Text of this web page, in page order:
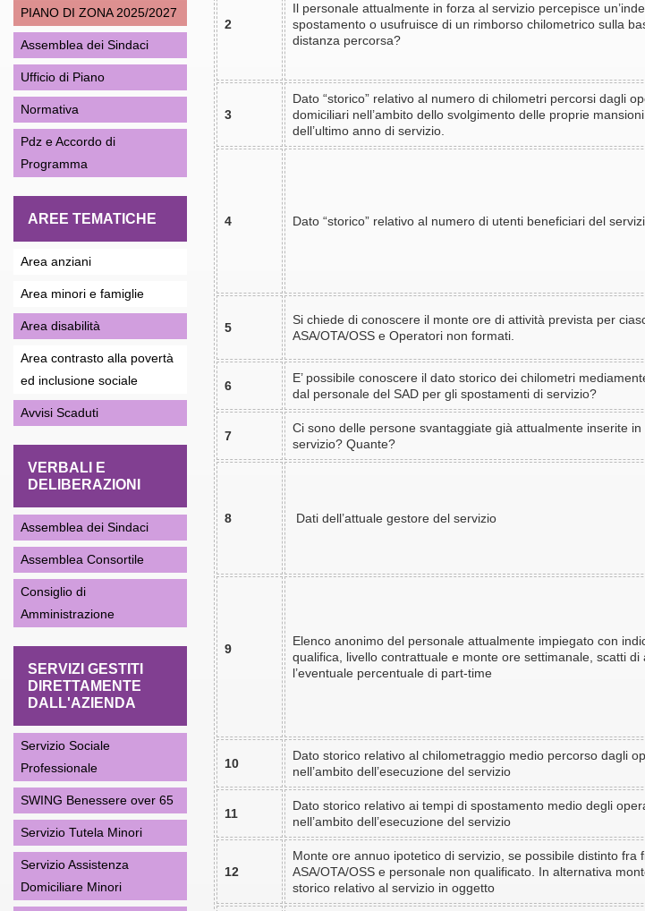
2
Il personale attualmente in forza al servizio percepisce
spostamento o usufruisce di un rimborso chilometrico sulla
distanza percorsa?
3
Dato “storico” relativo al numero di chilometri percorsi dagli
domiciliari nell’ambito dello svolgimento delle proprie
dell’ultimo anno di servizio.
4 Dato “storico” relativo al numero di utenti beneficiari del
5
Si chiede di conoscere il monte ore di attività prevista per
ASA/OTA/OSS e Operatori non formati.
6
E’ possibile conoscere il dato storico dei chilometri
dal personale del SAD per gli spostamenti di servizio?
7
Ci sono delle persone svantaggiate già attualmente inserite
servizio? Quante?
8 Dati dell’attuale gestore del servizio
9
Elenco anonimo del personale attualmente impiegato con
qualifica, livello contrattuale e monte ore settimanale, scatti di
l’eventuale percentuale di part-time
10
Dato storico relativo al chilometraggio medio percorso dagli
nell’ambito dell’esecuzione del servizio
11
Dato storico relativo ai tempi di spostamento medio degli
nell’ambito dell’esecuzione del servizio
12
Monte ore annuo ipotetico di servizio, se possibile distinto fra
ASA/OTA/OSS e personale non qualificato. In alternativa
storico relativo al servizio in oggetto
PIANO DI ZONA 2025/2027
Assemblea dei Sindaci
Ufficio di Piano
Normativa
Pdz e Accordo di
Programma
AREE TEMATICHE
Area anziani
Area minori e famiglie
Area disabilità
Area contrasto alla povertà
ed inclusione sociale
Avvisi Scaduti
VERBALI E
DELIBERAZIONI
Assemblea dei Sindaci
Assemblea Consortile
Consiglio di
Amministrazione
SERVIZI GESTITI
DIRETTAMENTE
DALL'AZIENDA
Servizio Sociale
Professionale
SWING Benessere over 65
Servizio Tutela Minori
Servizio Assistenza
Domiciliare Minori